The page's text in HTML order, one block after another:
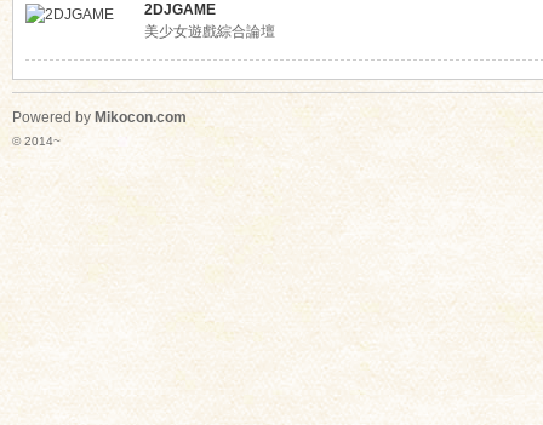
2DJGAME
美少女遊戲綜合論壇
Powered by Mikocon.com
© 2014~